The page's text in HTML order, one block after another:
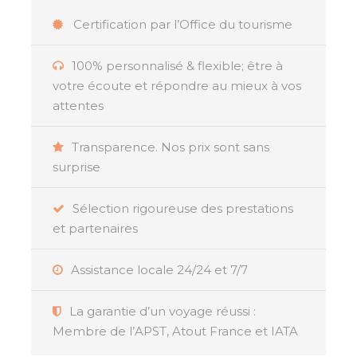
Certification par l’Office du tourisme
100% personnalisé & flexible; être à
votre écoute et répondre au mieux à vos
attentes
Transparence. Nos prix sont sans
surprise
Sélection rigoureuse des prestations
et partenaires
Assistance locale 24/24 et 7/7
La garantie d’un voyage réussi :
Membre de l’APST, Atout France et IATA
Rodrigues, immergez-vous dans un
authentique. Ces expériences
culturelles enrichissent le voyage et
favorisent un lien plus profond avec les
Résumé
siècles, offrant aujourd’hui une expérience de
voyage complémentaire et unique. Ces deux